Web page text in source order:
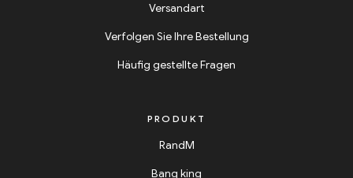
Versandart
Verfolgen Sie Ihre Bestellung
Häufig gestellte Fragen
PRODUKT
RandM
Bang king